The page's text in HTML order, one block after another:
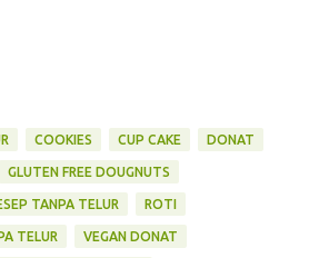
COOKIES CUP CAKE DONAT
GLUTEN FREE DOUGNUTS
TANPA TELUR ROTI
TELUR VEGAN DONAT